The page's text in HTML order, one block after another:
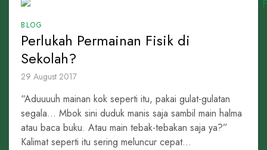
BLOG
Perlukah Permainan Fisik di
Sekolah?
29 August 2017
“Aduuuuh mainan kok seperti itu, pakai gulat-gulatan
segala… Mbok sini duduk manis saja sambil main halma
atau baca buku. Atau main tebak-tebakan saja ya?”
Kalimat seperti itu sering meluncur cepat...